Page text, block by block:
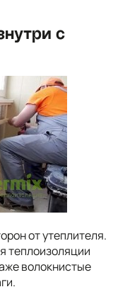
с
от утеплителя.
теплоизоляции
волокнистые